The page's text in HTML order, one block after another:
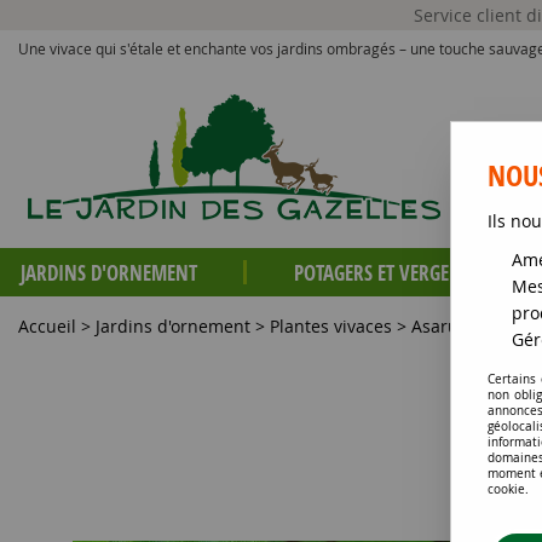
Service client
Une vivace qui s'étale et enchante vos jardins ombragés – une touche
JARDINS D'ORNEMENT POTAGERS ET VERGERS
Accueil > Jardins d'ornement > Plantes vivaces > Asarum
Ils
Certains
non
moment
cookie.